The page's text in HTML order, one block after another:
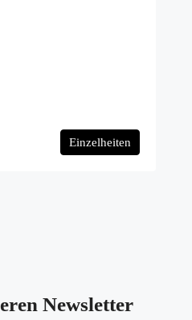
Einzelheiten
Newsletter